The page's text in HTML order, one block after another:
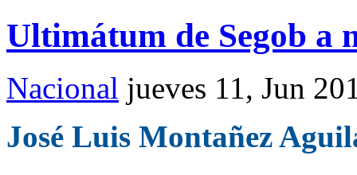
Ultimátum de Segob a
Nacional jueves 11, Jun
José Luis Montañez